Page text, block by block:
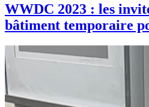
WWDC 2023 : les
bâtiment temporaire